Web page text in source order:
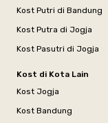
Kost Putri di Bandung
Kost Putra di Jogja
Kost Pasutri di Jogja
Kost di Kota Lain
Kost Jogja
Kost Bandung